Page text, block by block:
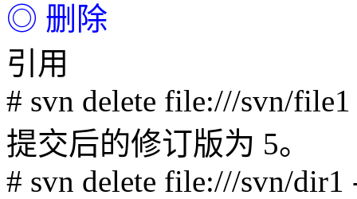
◎ 删除
引用
# svn delete file:///svn/file1
提交后的修订版为 5。
# svn delete file:///svn/dir1